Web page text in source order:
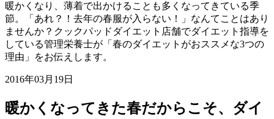
暖かくなり、薄着で出かけることも多くなってきている季
節。「あれ？！去年の春服が入らない！」なんてことはあり
ませんか？クックパッドダイエット店舗でダイエット指導を
している管理栄養士が「春のダイエットがおススメな3つの
理由」をお伝えします。
2016年03月19日
暖かくなってきた春だからこそ、ダイ